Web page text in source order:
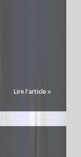
Lire l'article